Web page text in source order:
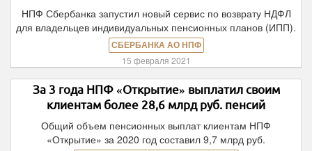
НПФ Сбербанка запустил новый сервис по возврату НДФЛ
для владельцев индивидуальных пенсионных планов (ИПП).
СБЕРБАНКА АО НПФ
15 февраля 2021
За 3 года НПФ «Открытие» выплатил своим
клиентам более 28,6 млрд руб. пенсий
Общий объем пенсионных выплат клиентам НПФ
«Открытие» за 2020 год составил 9,7 млрд руб.